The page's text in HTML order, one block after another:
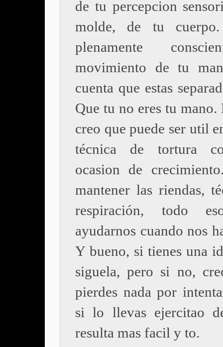
de tu percepcion
molde, de tu
plenamente
movimiento de tu
cuenta que estas
Que tu no eres tu mano.
creo que puede ser util
técnica de tortura
ocasion de
mantener las riendas,
respiración, todo
ayudarnos cuando nos
Y bueno, si tienes una
siguela, pero si no,
pierdes nada por
si lo llevas ejercitao
resulta mas facil y to.